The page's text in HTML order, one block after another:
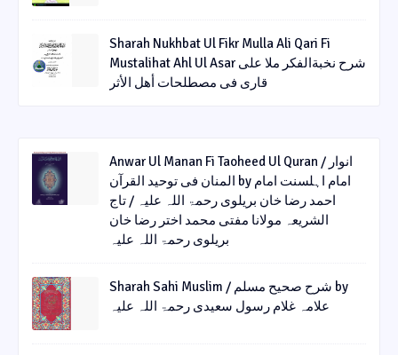
Sharah Nukhbat Ul Fikr Mulla Ali Qari Fi
Mustalihat Ahl Ul Asar شرح نخبةالفکر ملا علی
قاری فی مصطلحات أھل الأثر
Anwar Ul Manan Fi Taoheed Ul Quran / انوار
المنان فی توحید القرآن by امام اہلسنت امام
احمد رضا خان بریلوی رحمۃ اللہ علیہ / تاج
الشریعہ مولانا مفتی محمد اختر رضا خان
بریلوی رحمۃ اللہ علیہ
Sharah Sahi Muslim / شرح صحیح مسلم by
علامہ غلام رسول سعیدی رحمۃ اللہ علیہ